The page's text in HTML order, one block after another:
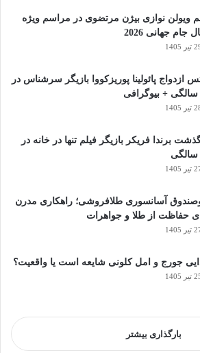
ویولن نوازی بیژن مرتضوی در مراسم ویژه
جام جهانی 2026
1405
ازدواج پائولینا پوریزکووا بازیگر سرشناس در
1405
برندا فریکر بازیگر فیلم تنها در خانه در
1405
آسانسوری طلافروشی؛ راهکاری مدرن
حفاظت از طلا و جواهرات
1405
جورج و امل کلونی شایعه است یا واقعیت؟
1405
بارگذاری بیشتر